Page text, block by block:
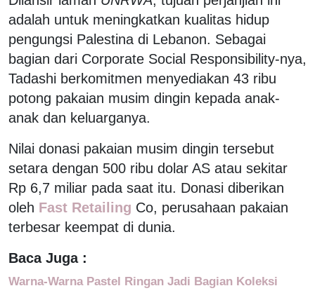
adalah untuk meningkatkan kualitas hidup
pengungsi Palestina di Lebanon. Sebagai
bagian dari Corporate Social Responsibility-nya,
Tadashi berkomitmen menyediakan 43 ribu
potong pakaian musim dingin kepada anak-
anak dan keluarganya.
Nilai donasi pakaian musim dingin tersebut
setara dengan 500 ribu dolar AS atau sekitar
Rp 6,7 miliar pada saat itu. Donasi diberikan
oleh Fast Retailing Co, perusahaan pakaian
terbesar keempat di dunia.
Baca Juga :
Warna-Warna Pastel Ringan Jadi Bagian Koleksi